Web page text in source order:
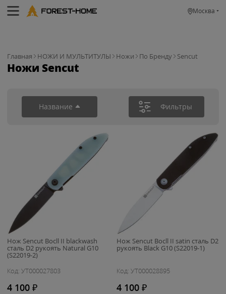
Москва
Главная НОЖИ И МУЛЬТИТУЛЫ Ножи По Бренду Sencut
Ножи Sencut
Название Фильтры
Нож Sencut Bocll II blackwash
сталь D2 рукоять Natural G10
(S22019-2)
Код: УТ000027803
4 100 ₽
Нож Sencut Bocll II satin сталь D2
рукоять Black G10 (S22019-1)
Код: УТ000028895
4 100 ₽